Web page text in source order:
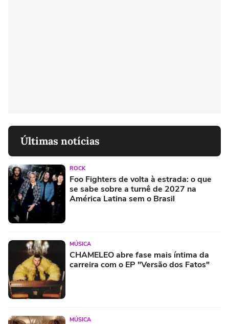
Últimas notícias
ROCK
Foo Fighters de volta à estrada: o que
se sabe sobre a turnê de 2027 na
América Latina sem o Brasil
MÚSICA
CHAMELEO abre fase mais íntima da
carreira com o EP "Versão dos Fatos"
MÚSICA